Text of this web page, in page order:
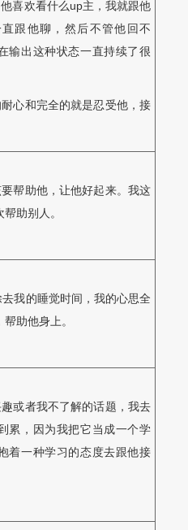
喜欢看什么up主，我就跟他
跟他聊，然后不管他回不
输出这种状态一直持续了很
心和完全的就是忍受他，接
帮助他，让他好起来。我这
助别人。
我的睡觉时间，我的心思全
助他身上。
或者我不了解的话题，我去
累，因为我把它当成一个学
着一种学习的态度去跟他接